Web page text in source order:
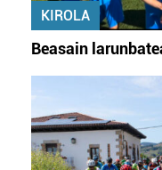
KIROLA
Beasain